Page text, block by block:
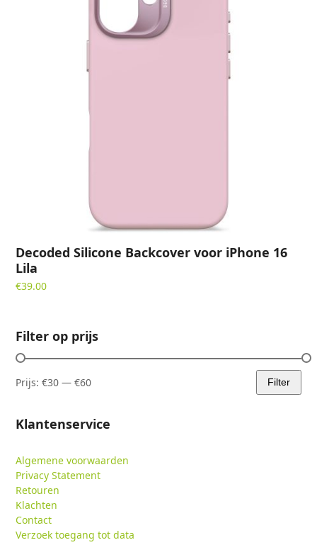
Decoded Silicone Backcover voor iPhone 16
Lila
€39.00
Filter op prijs
Min.
Max.
Filter
Prijs:€30 —€60
Klantenservice
Algemene voorwaarden
Privacy Statement
Retouren
Klachten
Contact
Verzoek toegang tot data